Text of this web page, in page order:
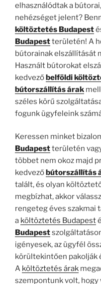
elhasználódtak a
nehézséget jelent?
költöztetés Budapest
Budapestterületén! A
bútorainak elszállítását
Használt bútorokat
kedvezőbelföldi
bútorszállítás árak
széles körű
fogunk ügyfeleink
Keressen minket
Budapestterületén
többet nem okoz majd
kedvezőbútorszállítás
talált, és olyan
megbízhat, akkor
rengeteg éves szakmai
a költöztetés Budapest
Budapest
igényesek, az ügyfél
körültekintően pakolják
A költöztetés árak
szempontunk volt,